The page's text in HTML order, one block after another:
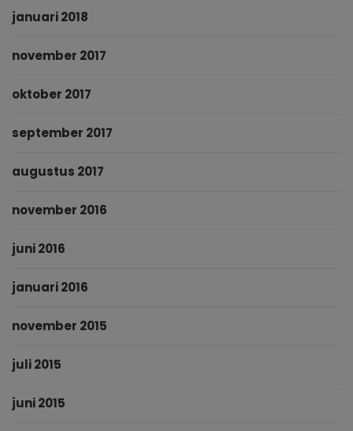
januari 2018
november 2017
oktober 2017
september 2017
augustus 2017
november 2016
juni 2016
januari 2016
november 2015
juli 2015
juni 2015